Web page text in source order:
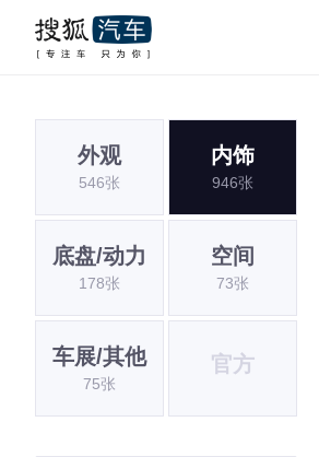
外观
546张
内饰
946张
底盘/动力
178张
空间
73张
车展/其他
75张
官方